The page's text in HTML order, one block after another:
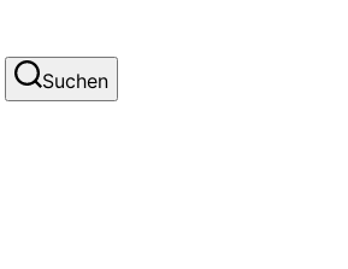
Suchen